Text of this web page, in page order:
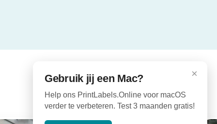
×
Gebruik jij een Mac?
Help ons PrintLabels.Online voor macOS
verder te verbeteren. Test 3 maanden gratis!